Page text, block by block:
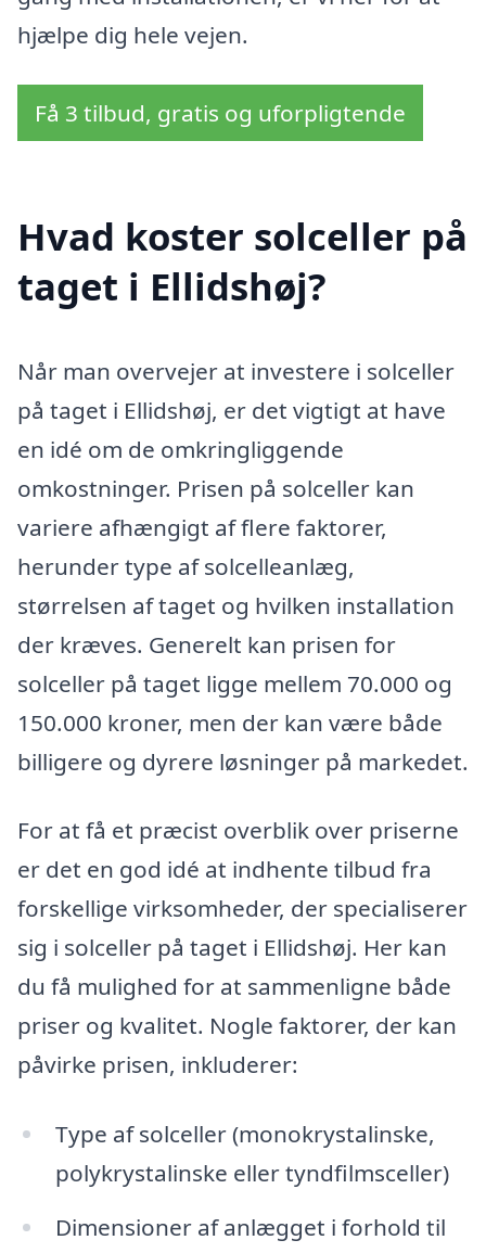
hjælpe dig hele vejen.
Få 3 tilbud, gratis og uforpligtende
Hvad koster solceller på
taget i Ellidshøj?
Når man overvejer at investere i solceller
på taget i Ellidshøj, er det vigtigt at have
en idé om de omkringliggende
omkostninger. Prisen på solceller kan
variere afhængigt af flere faktorer,
herunder type af solcelleanlæg,
størrelsen af taget og hvilken installation
der kræves. Generelt kan prisen for
solceller på taget ligge mellem 70.000 og
150.000 kroner, men der kan være både
billigere og dyrere løsninger på markedet.
For at få et præcist overblik over priserne
er det en god idé at indhente tilbud fra
forskellige virksomheder, der specialiserer
sig i solceller på taget i Ellidshøj. Her kan
du få mulighed for at sammenligne både
priser og kvalitet. Nogle faktorer, der kan
påvirke prisen, inkluderer:
Type af solceller (monokrystalinske,
polykrystalinske eller tyndfilmsceller)
Dimensioner af anlægget i forhold til